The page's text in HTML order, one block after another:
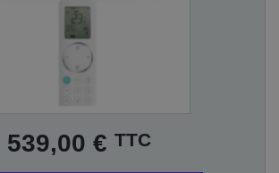
539,00 € TTC